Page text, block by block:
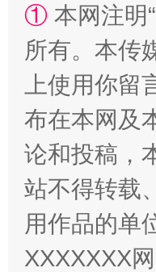
阿坝州三大球赛
① 本网注明
所有。本传
上使用你
布在本网及
论和投稿，
站不得转载
用作品的单
XXXXXXX